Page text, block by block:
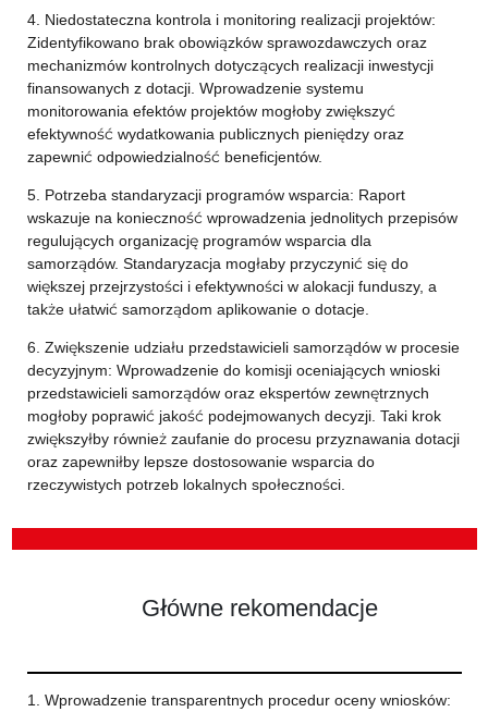
4. Niedostateczna kontrola i monitoring realizacji projektów:
Zidentyfikowano brak obowiązków sprawozdawczych oraz
mechanizmów kontrolnych dotyczących realizacji inwestycji
finansowanych z dotacji. Wprowadzenie systemu
monitorowania efektów projektów mogłoby zwiększyć
efektywność wydatkowania publicznych pieniędzy oraz
zapewnić odpowiedzialność beneficjentów.
5. Potrzeba standaryzacji programów wsparcia: Raport
wskazuje na konieczność wprowadzenia jednolitych przepisów
regulujących organizację programów wsparcia dla
samorządów. Standaryzacja mogłaby przyczynić się do
większej przejrzystości i efektywności w alokacji funduszy, a
także ułatwić samorządom aplikowanie o dotacje.
6. Zwiększenie udziału przedstawicieli samorządów w procesie
decyzyjnym: Wprowadzenie do komisji oceniających wnioski
przedstawicieli samorządów oraz ekspertów zewnętrznych
mogłoby poprawić jakość podejmowanych decyzji. Taki krok
zwiększyłby również zaufanie do procesu przyznawania dotacji
oraz zapewniłby lepsze dostosowanie wsparcia do
rzeczywistych potrzeb lokalnych społeczności.
Główne rekomendacje
1. Wprowadzenie transparentnych procedur oceny wniosków: